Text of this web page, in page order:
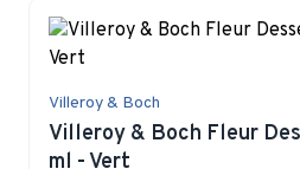
Villeroy & Boch
Villeroy & Boch Fleur
ml - Vert